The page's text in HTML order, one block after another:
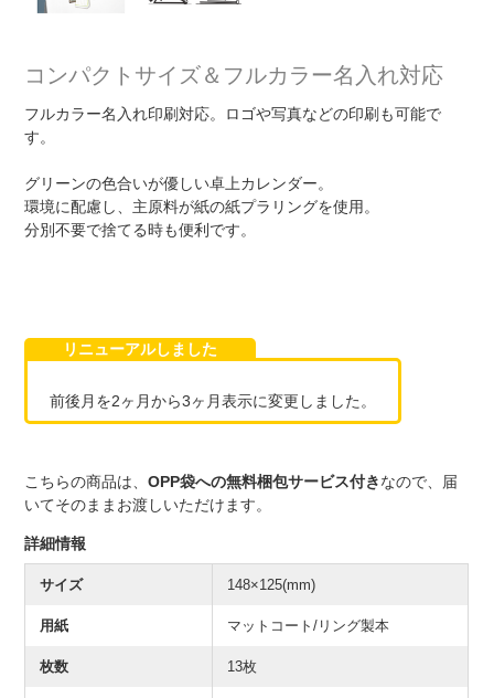
コンパクトサイズ＆フルカラー名入れ対応
フルカラー名入れ印刷対応。ロゴや写真などの印刷も可能で
す。
グリーンの色合いが優しい卓上カレンダー。
環境に配慮し、主原料が紙の紙プラリングを使用。
分別不要で捨てる時も便利です。
リニューアルしました
前後月を2ヶ月から3ヶ月表示に変更しました。
こちらの商品は、OPP袋への無料梱包サービス付きなので、届
いてそのままお渡しいただけます。
詳細情報
サイズ 148×125(mm)
用紙 マットコート/リング製本
枚数 13枚